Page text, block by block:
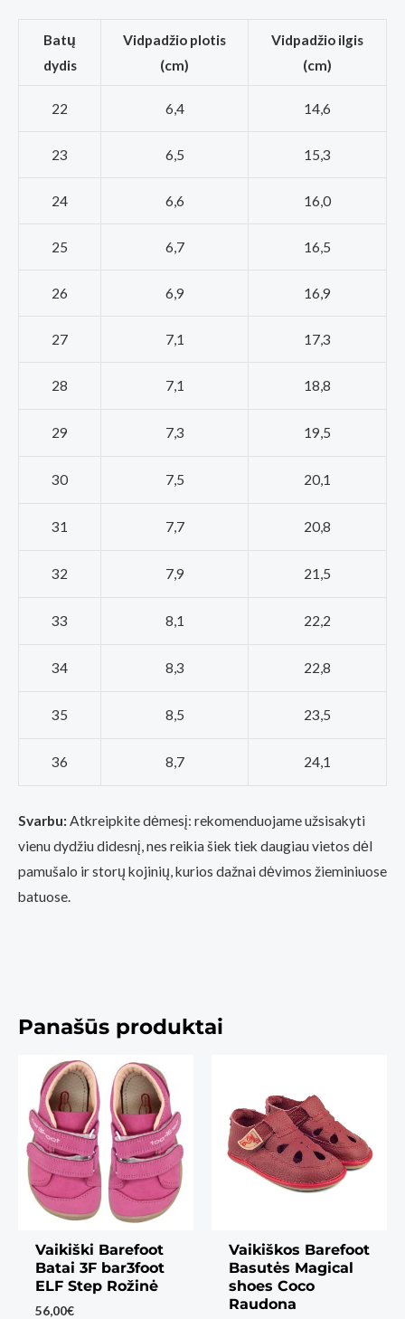
Batų
dydis
Vidpadžio plotis
(cm)
Vidpadžio ilgis
(cm)
22 6,4 14,6
23 6,5 15,3
24 6,6 16,0
25 6,7 16,5
26 6,9 16,9
27 7,1 17,3
28 7,1 18,8
29 7,3 19,5
30 7,5 20,1
31 7,7 20,8
32 7,9 21,5
33 8,1 22,2
34 8,3 22,8
35 8,5 23,5
36 8,7 24,1
Svarbu: Atkreipkite dėmesį: rekomenduojame užsisakyti
vienu dydžiu didesnį, nes reikia šiek tiek daugiau vietos dėl
pamušalo ir storų kojinių, kurios dažnai dėvimos žieminiuose
batuose.
Panašūs produktai
Vaikiški Barefoot
Batai 3F bar3foot
ELF Step Rožinė
56,00€
Vaikiškos Barefoot
Basutės Magical
shoes Coco
Raudona